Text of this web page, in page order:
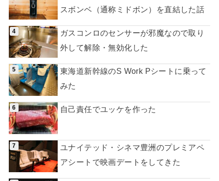
スボンベ（通称ミドボン）を直結した話
ガスコンロのセンサーが邪魔なので取り
外して解除・無効化した
東海道新幹線のS Work Pシートに乗って
みた
自己責任でユッケを作った
ユナイテッド・シネマ豊洲のプレミアペ
アシートで映画デートをしてきた